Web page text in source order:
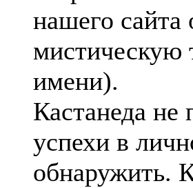
нашего сайта
мистическую
имени).
Кастанеда не
успехи в
обнаружить.